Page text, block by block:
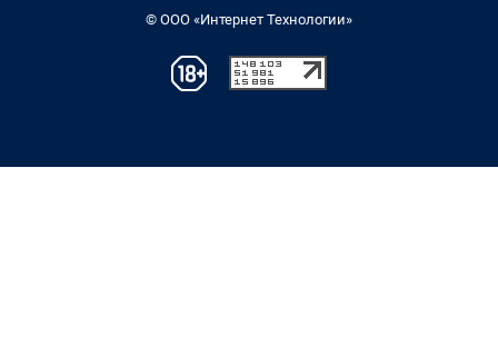
© ООО «Интернет Технологии»